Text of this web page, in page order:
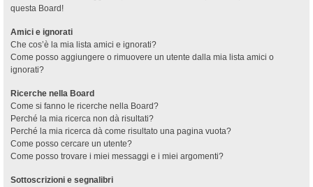
questa Board!
Amici e ignorati
Che cos’è la mia lista amici e ignorati?
Come posso aggiungere o rimuovere un utente dalla mia lista amici o
ignorati?
Ricerche nella Board
Come si fanno le ricerche nella Board?
Perché la mia ricerca non dà risultati?
Perché la mia ricerca dà come risultato una pagina vuota?
Come posso cercare un utente?
Come posso trovare i miei messaggi e i miei argomenti?
Sottoscrizioni e segnalibri